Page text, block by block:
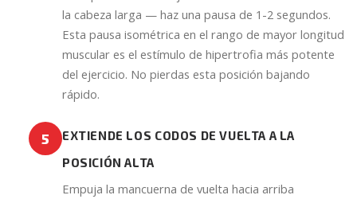
la cabeza larga — haz una pausa de 1-2 segundos.
Esta pausa isométrica en el rango de mayor longitud
muscular es el estímulo de hipertrofia más potente
del ejercicio. No pierdas esta posición bajando
rápido.
5
EXTIENDE LOS CODOS DE VUELTA A LA
POSICIÓN ALTA
Empuja la mancuerna de vuelta hacia arriba